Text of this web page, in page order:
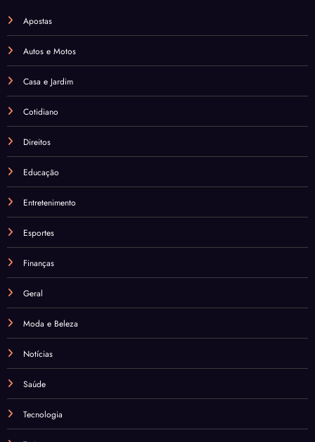
Apostas
Autos e Motos
Casa e Jardim
Cotidiano
Direitos
Educação
Entretenimento
Esportes
Finanças
Geral
Moda e Beleza
Notícias
Saúde
Tecnologia